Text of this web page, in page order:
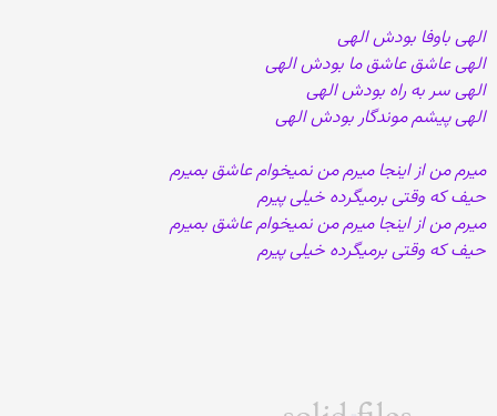
الهی باوفا بودش الهی
الهی عاشق عاشق ما بودش الهی
الهی سر به راه بودش الهی
الهی پیشم موندگار بودش الهی
میرم من از اینجا میرم من نمیخوام عاشق بمیرم
حیف که وقتی برمیگرده خیلی پیرم
میرم من از اینجا میرم من نمیخوام عاشق بمیرم
حیف که وقتی برمیگرده خیلی پیرم